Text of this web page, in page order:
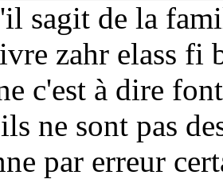
sagit de la
zahr elass fi
c'est à dire
ne sont pas
par erreur